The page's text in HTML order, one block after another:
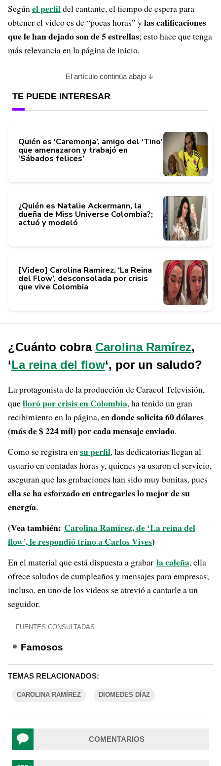
Segúnel perfildel cantante, el tiempo de espera para
obtener el video es de “pocas horas” ylas calificaciones
que le han dejado son de 5 estrellas; esto hace que tenga
más relevancia en la página de inicio.
El artículo continúa abajo
TE PUEDE INTERESAR
Quién es ‘Caremonja’, amigo del ‘Tino’
que amenazaron y trabajó en
‘Sábados felices’
¿Quién es Natalie Ackermann, la
dueña de Miss Universe Colombia?;
actuó y modeló
[Video] Carolina Ramírez, ‘La Reina
del Flow’, desconsolada por crisis
que vive Colombia
¿Cuánto cobra Carolina Ramírez,
‘La reina del flow‘, por un saludo?
La protagonista de la producción de Caracol Televisión,
quelloró por crisis en Colombia, ha tenido un gran
recibimiento en la página, endonde solicita 60 dólares
(más de $ 224 mil) por cada mensaje enviado.
Como se registra ensu perfil, las dedicatorias llegan al
usuario en contadas horas y, quienes ya usaron el servicio,
aseguran que las grabaciones han sido muy bonitas, pues
ella se ha esforzado en entregarles lo mejor de su
energía.
(Vea también: Carolina Ramírez, de ‘La reina del
flow’, le respondió trino a Carlos Vives)
En el material que está dispuesta a grabar la caleña, ella
ofrece saludos de cumpleaños y mensajes para empresas;
incluso, en uno de los videos se atrevió a cantarle a un
seguidor.
FUENTES CONSULTADAS
Famosos
TEMAS RELACIONADOS:
CAROLINA RAMÍREZ DIOMEDES DÍAZ
COMENTARIOS